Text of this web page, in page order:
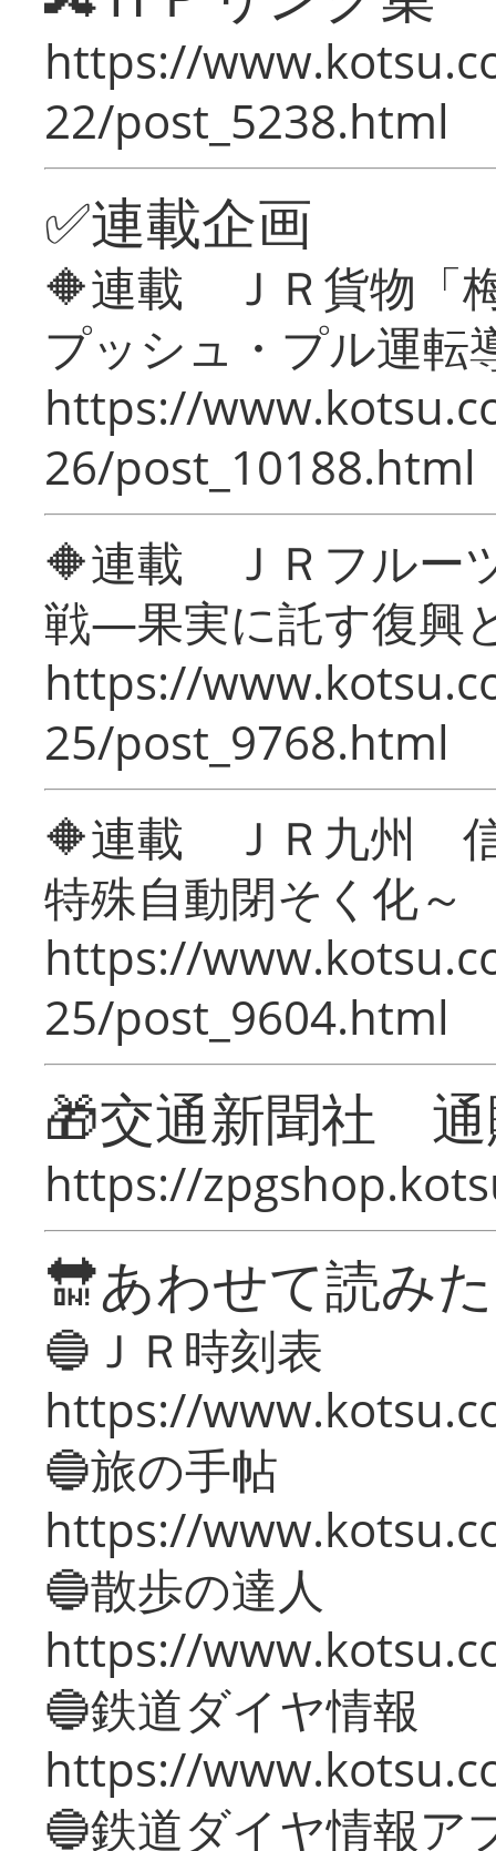
https://
22/post_5238.html
✅連載企画
🔶連載 ＪＲ貨物「
プッシュ・プル運転
https://
26/post_10188.html
🔶連載 ＪＲフルー
戦―果実に託す復興
https://
25/post_9768.html
🔶連載 ＪＲ九州 信
特殊自動閉そく化～
https://
25/post_9604.html
🎁交通新聞社
https://
🔛あわせて読み
🔵ＪＲ時刻表
https://
🔵旅の手帖
https://
🔵散歩の達人
https://
🔵鉄道ダイヤ情報
https://
🔵鉄道ダイヤ情報ア